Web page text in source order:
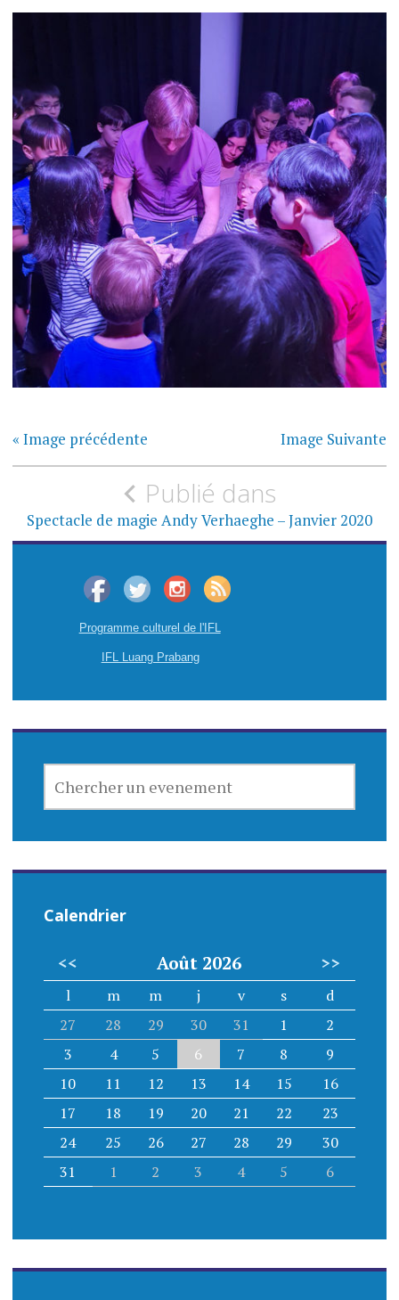
« Image précédente Image Suivante
a
v
t
i
d
e
Publié dans
Spectacle de magie Andy Verhaeghe – Janvier 2020
Programme culturel de l'IFL
IFL Luang Prabang
UN
Calendrier
<< Août 2026 >>
l m m j v s
d
27
28 29 30 31 1
2
3
4 5 6 7 8
9
10
11 12 13 14 15
16
17
18 19 20 21 22
23
24
25 26 27 28 29
30
31
1 2 3 4 5 6